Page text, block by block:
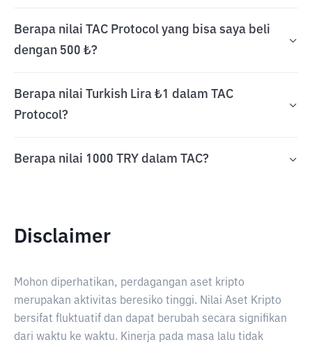
Berapa nilai TAC Protocol yang bisa saya beli
dengan 500 ₺?
Berapa nilai Turkish Lira ₺1 dalam TAC
Protocol?
Berapa nilai 1000 TRY dalam TAC?
Disclaimer
Mohon diperhatikan, perdagangan aset kripto
merupakan aktivitas beresiko tinggi. Nilai Aset Kripto
bersifat fluktuatif dan dapat berubah secara signifikan
dari waktu ke waktu. Kinerja pada masa lalu tidak